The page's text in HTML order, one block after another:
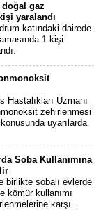
gaz
yaralandı
katındaki dairede
1 kişi
Hastalıkları Uzmanı
zehirlenmesi
uyarılarda
Soba Kullanımına
birlikte sobalı evlerde
kömür kullanımı
karşı...